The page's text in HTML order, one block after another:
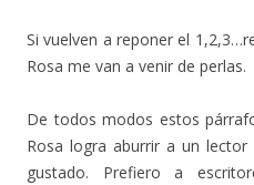
Si vuelven a reponer el
Rosa me van a venir de perlas.
De todos modos estos
Rosa logra aburrir a un
gustado. Prefiero a